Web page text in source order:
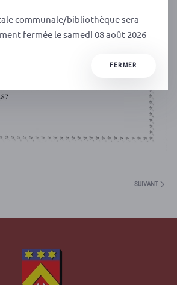
SUIVANT
communale/bibliothèque sera
fermée le samedi 08 août 2026
FERMER